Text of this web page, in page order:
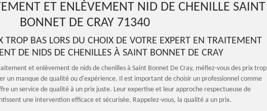
ET ENLÈVEMENT NID DE CHENILLE SAINT
BONNET DE CRAY 71340
TROP BAS LORS DU CHOIX DE VOTRE EXPERT EN TRAITEMENT
DE NIDS DE CHENILLES À SAINT BONNET DE CRAY
et enlèvement de nids de chenilles à Saint Bonnet De Cray, méfiez-vous des prix trop
un manque de qualité ou d'expérience. Il est important de choisir un professionnel comme
un service de qualité à un prix juste. Leur expertise et leur approche respectueuse de
une intervention efficace et sécurisée. Rappelez-vous, la qualité a un prix.